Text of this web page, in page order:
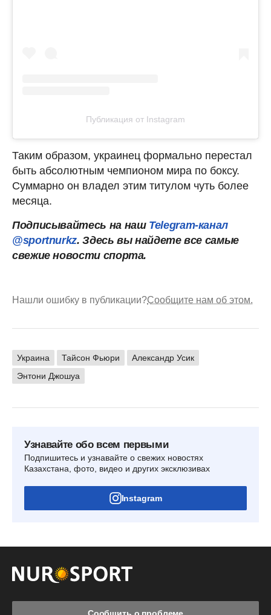
Публикация от Instagram
Таким образом, украинец формально перестал
быть абсолютным чемпионом мира по боксу.
Суммарно он владел этим титулом чуть более
месяца.
Подписывайтесь на наш Telegram-канал
@sportnurkz. Здесь вы найдете все самые
свежие новости спорта.
Нашли ошибку в публикации?Сообщите нам об этом.
Украина Тайсон Фьюри
Александр Усик
Энтони Джошуа
Узнавайте обо всем первыми
Подпишитесь и узнавайте о свежих новостях
Казахстана, фото, видео и других эксклюзивах
Instagram
Сообщить о проблеме